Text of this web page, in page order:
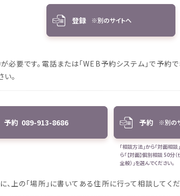
登録 ※別のサイトへ
が必要です。 電話または「WEB予約システム」で予約
い。
予約 089-913-8686 予約 ※別の
「相談方法 」から「対面相談
ら「【対面】個別相談 50分（
全般）」を選んでください。
に、上の「場所 」に書いてある住所に行って相談 してく